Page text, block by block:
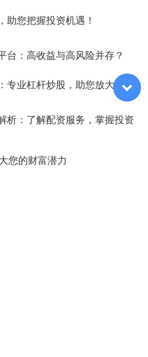
助您把握投资机遇！
台：高收益与高风险并存？
专业杠杆炒股，助您放大收
析：了解配资服务，掌握投资
您的财富潜力